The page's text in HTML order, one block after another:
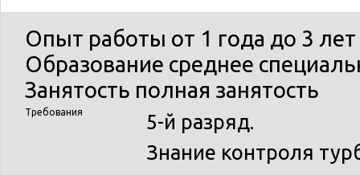
Опыт работы от 1 года до 3 лет
Образование среднее
Занятость полная занятость
Требования
5-й разряд.
Знание контроля